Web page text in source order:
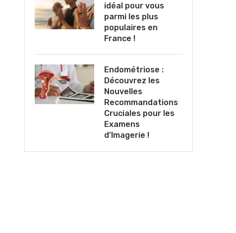
idéal pour vous
parmi les plus
populaires en
France !
Endométriose :
Découvrez les
Nouvelles
Recommandations
Cruciales pour les
Examens
d’Imagerie !